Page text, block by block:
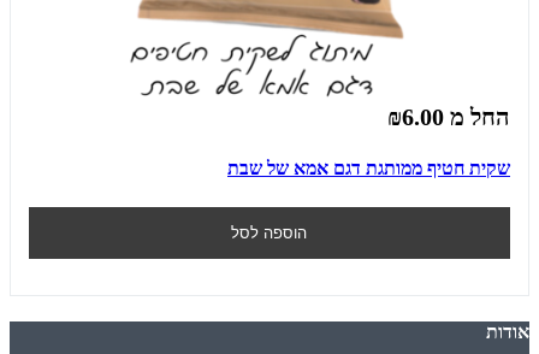
החל מ ₪6.00
שקית חטיף ממותגת דגם אמא של שבת
הוספה לסל
אודות